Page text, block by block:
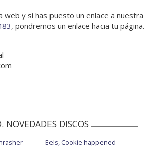
web y si has puesto un enlace a nuestra
, pondremos un enlace hacia tu página.
NOVEDADES DISCOS
Eels, Cookie happened